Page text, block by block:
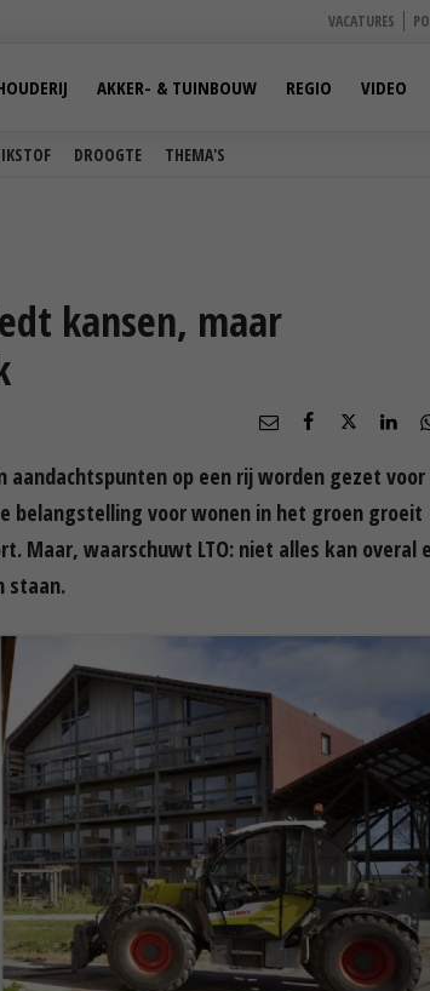
VACATURES
DROOGTE THEMA'S
AKKER- & TUINBOUW REGIO VIDEO
kansen, maar
aandachtspunten op een rij worden gezet voor
belangstelling voor wonen in het groen groeit
Maar, waarschuwt LTO: niet alles kan overal
staan.